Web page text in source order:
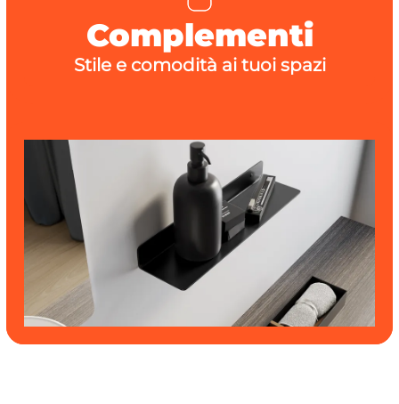
Complementi
Stile e comodità ai tuoi spazi